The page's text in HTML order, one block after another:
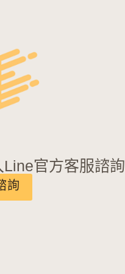
官方客服諮
詢